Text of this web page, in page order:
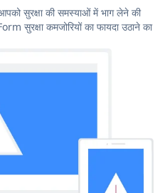
सुरक्षा की समस्याओं में भाग लेने की
सुरक्षा कमजोरियों का फायदा उठाने का